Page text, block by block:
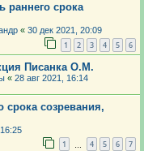
раннего срока
« 30 дек 2021, 20:09
1 2 3 4 5 6
Писанка О.М.
« 28 авг 2021, 16:14
срока созревания,
1 4 5 6 7